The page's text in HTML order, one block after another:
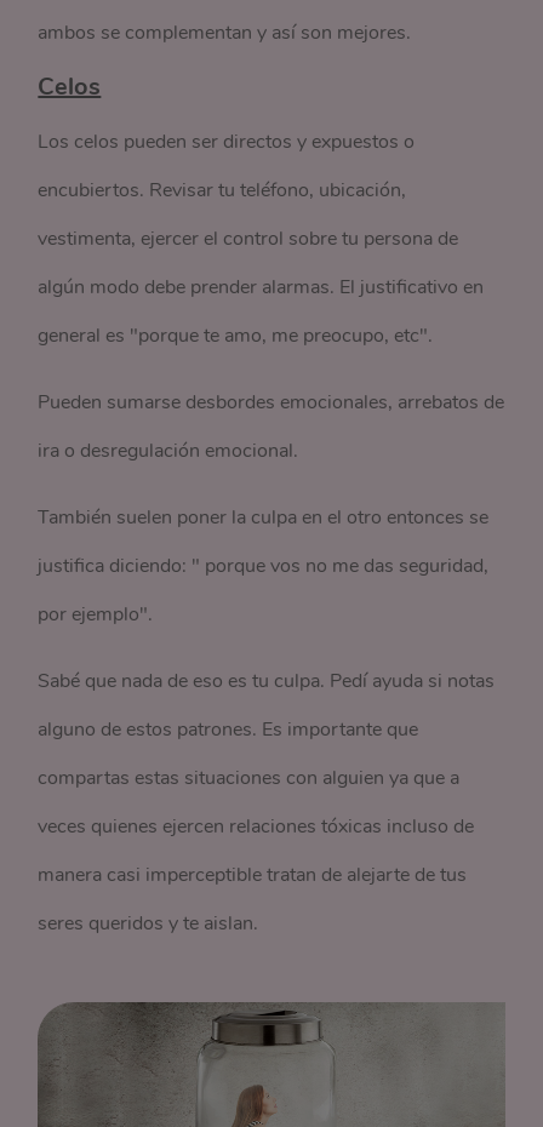
ambos se complementan y así son mejores.
Celos
Los celos pueden ser directos y expuestos o
encubiertos. Revisar tu teléfono, ubicación,
vestimenta, ejercer el control sobre tu persona de
algún modo debe prender alarmas. El justificativo en
general es "porque te amo, me preocupo, etc".
Pueden sumarse desbordes emocionales, arrebatos de
ira o desregulación emocional.
También suelen poner la culpa en el otro entonces se
justifica diciendo: " porque vos no me das seguridad,
por ejemplo".
Sabé que nada de eso es tu culpa. Pedí ayuda si notas
alguno de estos patrones. Es importante que
compartas estas situaciones con alguien ya que a
veces quienes ejercen relaciones tóxicas incluso de
manera casi imperceptible tratan de alejarte de tus
seres queridos y te aislan.